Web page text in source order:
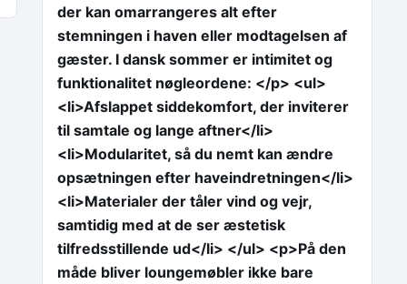
der kan omarrangeres alt efter
stemningen i haven eller modtagelsen af
gæster. I dansk sommer er intimitet og
funktionalitet nøgleordene: </p> <ul>
<li>Afslappet siddekomfort, der inviterer
til samtale og lange aftner</li>
<li>Modularitet, så du nemt kan ændre
opsætningen efter haveindretningen</li>
<li>Materialer der tåler vind og vejr,
samtidig med at de ser æstetisk
tilfredsstillende ud</li> </ul> <p>På den
måde bliver loungemøbler ikke bare